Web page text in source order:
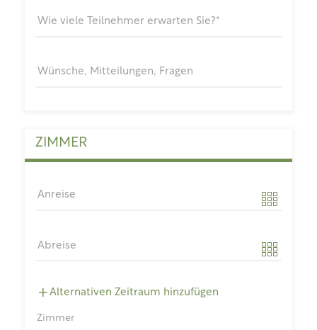
Wie viele Teilnehmer erwarten Sie?*
Wünsche, Mitteilungen, Fragen
ZIMMER
Anreise
Abreise
Alternativen Zeitraum hinzufügen
Zimmer